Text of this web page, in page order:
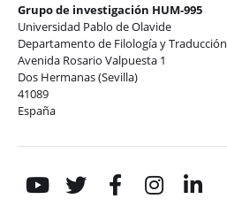
Grupo de investigación HUM-995
Universidad Pablo de Olavide
Departamento de Filología y Traducción
Avenida Rosario Valpuesta 1
Dos Hermanas (Sevilla)
41089
España